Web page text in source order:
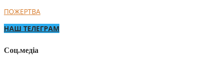
ПОЖЕРТВА
НАШ ТЕЛЕГРАМ
Соц.медіа